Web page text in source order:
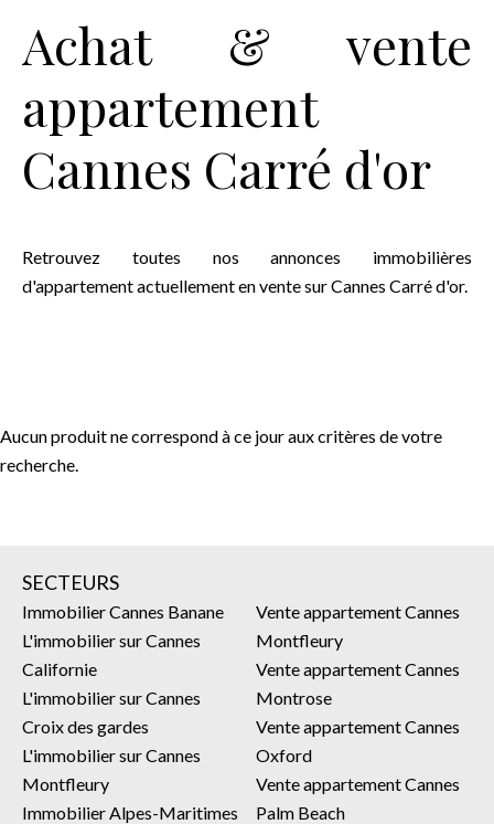
Achat & vente
appartement
Cannes Carré d'or
Retrouvez toutes nos annonces immobilières
d'appartement actuellement en vente sur Cannes Carré d'or.
Aucun produit ne correspond à ce jour aux critères de votre
recherche.
SECTEURS
Immobilier Cannes Banane
L'immobilier sur Cannes
Californie
L'immobilier sur Cannes
Croix des gardes
L'immobilier sur Cannes
Montfleury
Immobilier Alpes-Maritimes
Vente appartement Cannes
Montfleury
Vente appartement Cannes
Montrose
Vente appartement Cannes
Oxford
Vente appartement Cannes
Palm Beach